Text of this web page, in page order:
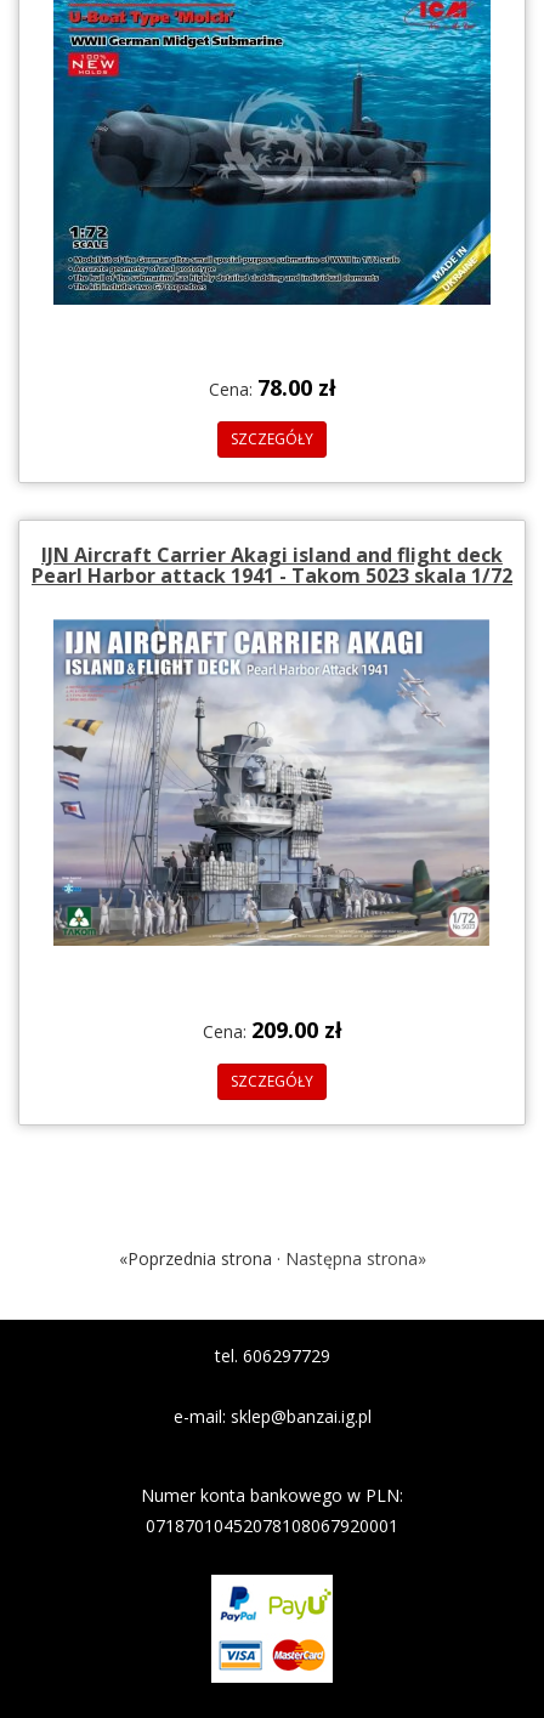
Cena: 78.00 zł
SZCZEGÓŁY
IJN Aircraft Carrier Akagi island and flight deck
Pearl Harbor attack 1941 - Takom 5023 skala 1/72
Cena: 209.00 zł
SZCZEGÓŁY
«Poprzednia strona · Następna strona»
tel. 606297729
e-mail: sklep@banzai.ig.pl
Numer konta bankowego w PLN:
07187010452078108067920001